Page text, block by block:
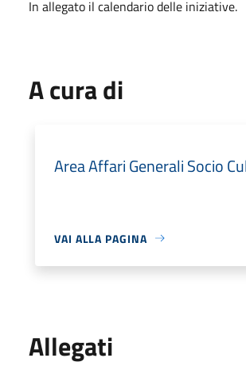
In allegato il calendario delle iniziative.
A cura di
Area Affari Generali Socio
VAI ALLA PAGINA
Allegati